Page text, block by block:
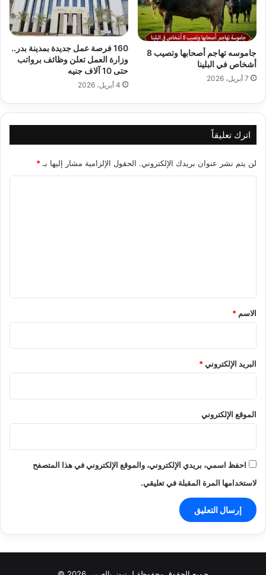
جاموسه تهاجم أصحابها وتصيب 8
أشخاص في البلينا
7 أبريل، 2026
160 فرصة عمل جديدة بمدينة بدر..
وزارة العمل تعلن وظائف برواتب
حتى 10 آلاف جنيه
4 أبريل، 2026
اترك تعليقاً
لن يتم نشر عنوان بريدك الإلكتروني. الحقول الإلزامية مشار إليها بـ *
*
الاسم *
البريد الإلكتروني*
الموقع الإلكتروني
احفظ اسمي، بريدي الإلكتروني، والموقع الإلكتروني في هذا المتصفح
لاستخدامها المرة المقبلة في تعليقي.